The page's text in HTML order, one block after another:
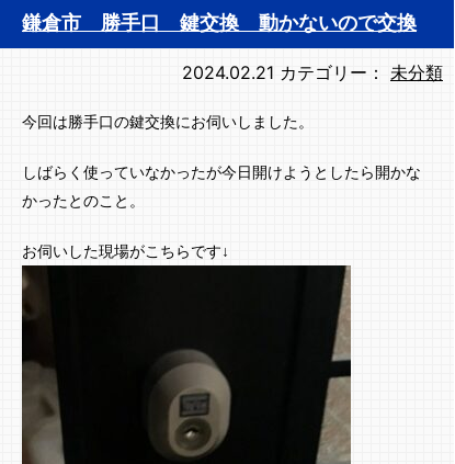
鎌倉市 勝手口 鍵交換 動かないので交換
2024.02.21 カテゴリー： 未分類
今回は勝手口の鍵交換にお伺いしました。
しばらく使っていなかったが今日開けようとしたら開かな
かったとのこと。
お伺いした現場がこちらです↓